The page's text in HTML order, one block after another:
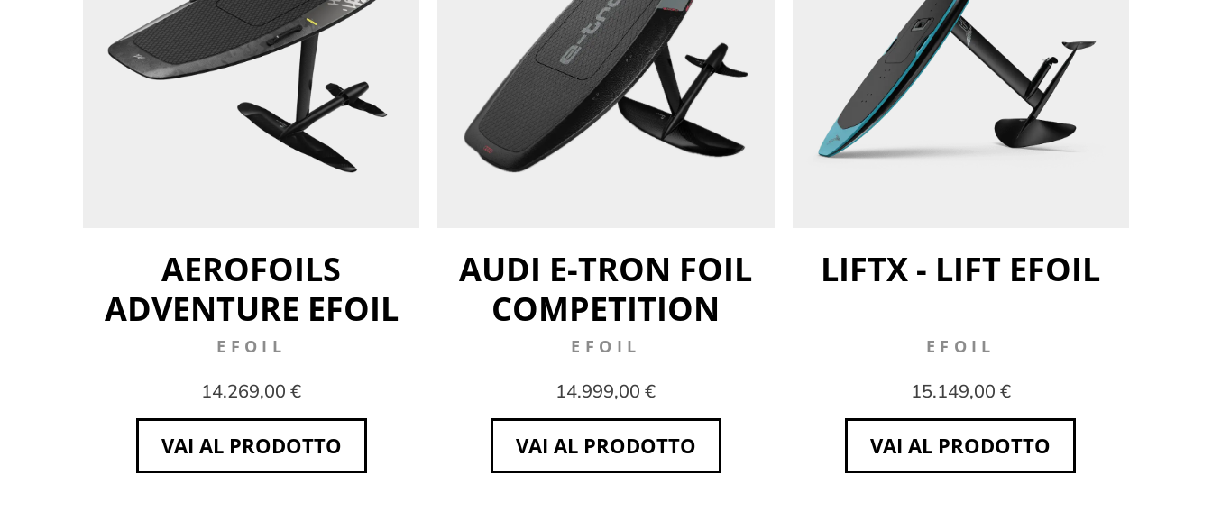
AEROFOILS
ADVENTURE EFOIL
EFOIL
14.269,00 €
VAI AL PRODOTTO
AUDI E-TRON FOIL
COMPETITION
EFOIL
14.999,00 €
VAI AL PRODOTTO
LIFTX - LIFT EFOIL
EFOIL
15.149,00 €
VAI AL PRODOTTO